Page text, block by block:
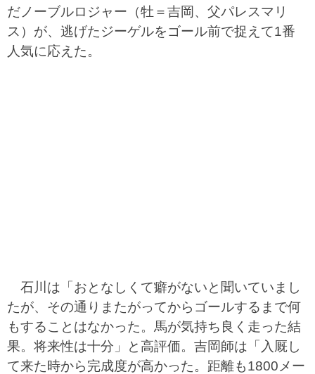
だノーブルロジャー（牡＝吉岡、父パレスマリ
ス）が、逃げたジーゲルをゴール前で捉えて1番
人気に応えた。
石川は「おとなしくて癖がないと聞いていまし
たが、その通りまたがってからゴールするまで何
もすることはなかった。馬が気持ち良く走った結
果。将来性は十分」と高評価。吉岡師は「入厩し
て来た時から完成度が高かった。距離も1800メー